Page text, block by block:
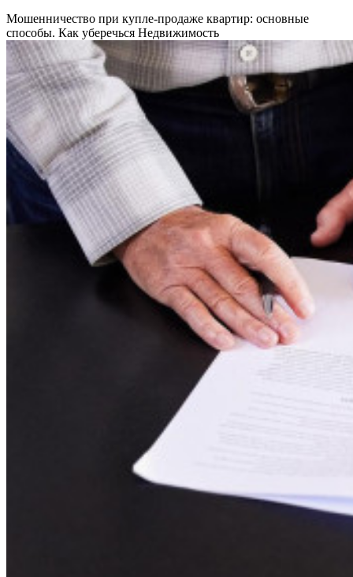
Мошенничество при купле-продаже квартир: основные
способы. Как уберечься Недвижимость